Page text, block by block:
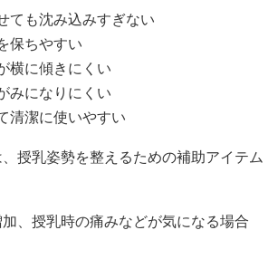
も沈み込みすぎない
保ちやすい
に傾きにくい
になりにくい
潔に使いやすい
授乳姿勢を整えるための補助アイテム
、授乳時の痛みなどが気になる場合